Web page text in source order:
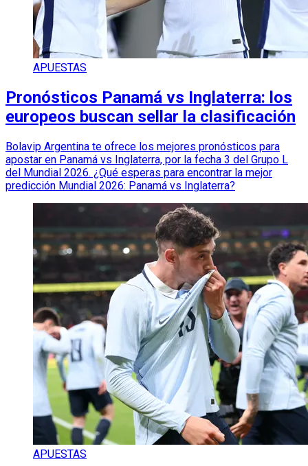
APUESTAS
Pronósticos Panamá vs Inglaterra: los
europeos buscan sellar la clasificación
Bolavip Argentina te ofrece los mejores pronósticos para
apostar en Panamá vs Inglaterra, por la fecha 3 del Grupo L
del Mundial 2026. ¿Qué esperas para encontrar la mejor
predicción Mundial 2026: Panamá vs Inglaterra?
APUESTAS